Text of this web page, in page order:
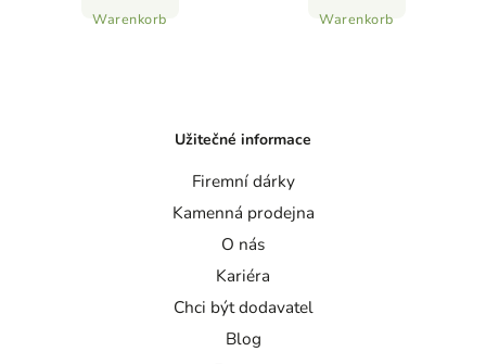
Warenkorb
Warenkorb
Užitečné informace
Firemní dárky
Kamenná prodejna
O nás
Kariéra
Chci být dodavatel
Blog